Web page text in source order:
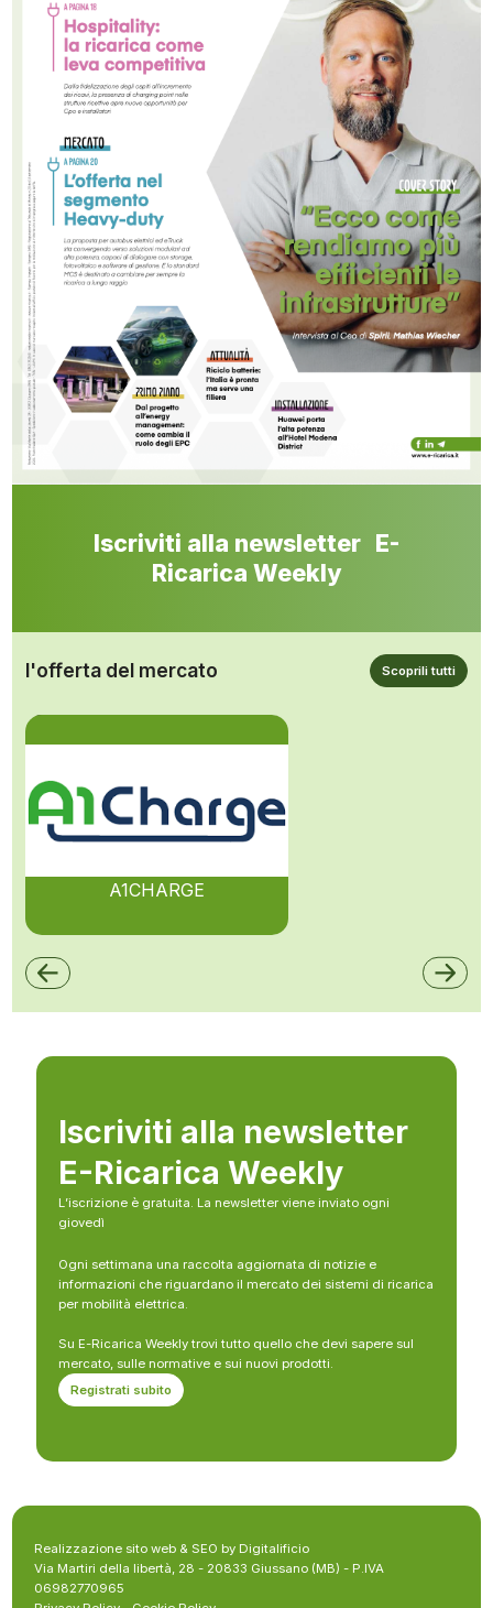
Iscriviti alla newsletter E-
Ricarica Weekly
l'offerta del mercato Scoprili tutti
A1CHARGE
Iscriviti alla newsletter
E-Ricarica Weekly
L’iscrizione è gratuita. La newsletter viene inviato ogni
giovedì
Ogni settimana una raccolta aggiornata di notizie e
informazioni che riguardano il mercato dei sistemi di ricarica
per mobilità elettrica.
Su E-Ricarica Weekly trovi tutto quello che devi sapere sul
mercato, sulle normative e sui nuovi prodotti.
Registrati subito
Realizzazione sito web & SEO by Digitalificio
Via Martiri della libertà, 28 - 20833 Giussano (MB) - P.IVA
06982770965